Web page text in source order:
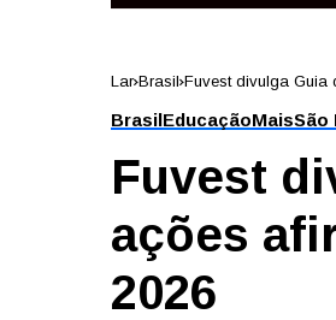
Lar Brasil Fuvest divulga Guia
BrasilEducaçãoMaisSão
Fuvest
ações
2026